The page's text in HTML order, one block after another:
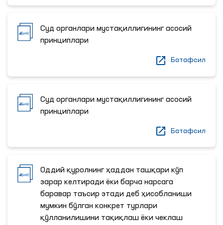
Суд органлари мустақиллигининг асосий
принциплари
Батафсил
Суд органлари мустақиллигининг асосий
принциплари
Батафсил
Оддий қуролнинг ҳаддан ташқари кўп
зарар келтиради ёки барча нарсага
баравар таъсир этади деб ҳисобланиши
мумкин бўлган конкрет турлари
қўлланилишини тақиқлаш ёки чеклаш